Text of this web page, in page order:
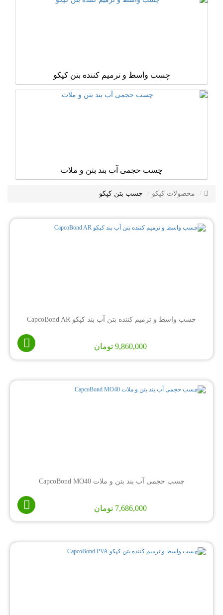
چسب واسط و ترمیم کننده بتن کپکو
چسب حجمی آب بند بتن و ملات
محصولات کپکو چسب بتن کپکو
چسب واسط و ترمیم کننده بتن آب بند کپکو CapcoBond AR
9,860,000 تومان
چسب حجمی آب بند بتن و ملات CapcoBond MO40
7,686,000 تومان